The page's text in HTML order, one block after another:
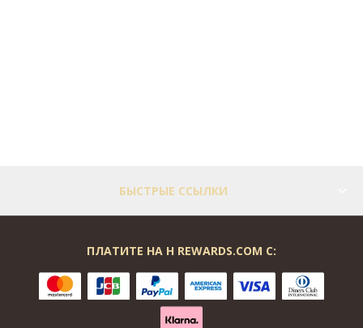
БЫСТРЫЕ ССЫЛКИ
ПЛАТИТЕ НА H REWARDS.COM С: